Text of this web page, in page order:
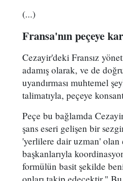
(...)
Fransa'nın peçeye
Cezayir'deki Fransız
adamış olarak, ve de
uyandırması muhtemel
talimatıyla, peçeye
Peçe bu bağlamda
şans eseri gelişen bir
'yerlilere dair uzman' olan
başkanlarıyla
formülün basit şekilde